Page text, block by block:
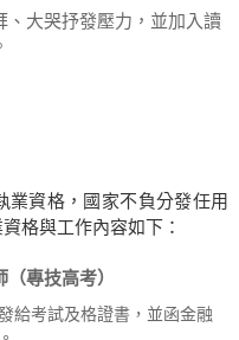
、大哭抒發壓力，並加入讀
業資格，國家不負分發任用
格與工作內容如下：
（專技高考）
給考試及格證書，並函金融